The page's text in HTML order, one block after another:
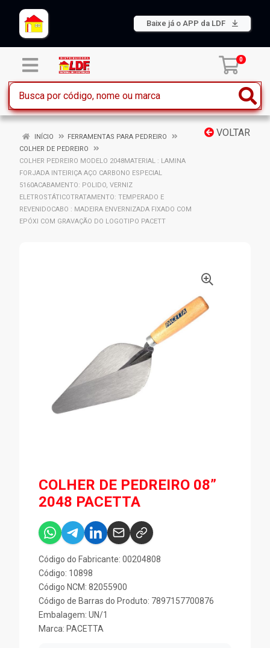
Baixe já o APP da LDF
0
VOLTAR
INÍCIO
FERRAMENTAS PARA PEDREIRO
COLHER DE PEDREIRO
COLHER PEDREIRO MODELO 2048MATERIAL : LAMINA
FORJADA INTEIRIÇA AÇO CARBONO ESPECIAL
5160ACABAMENTO: POLIDO, VERNIZ
ELETROSTÁTICOTRATAMENTO: TEMPERADO E
REVENIDOCABO : MADEIRA ENVERNIZADA FIXADO COM
EPÓXI COM GRAVAÇÃO DO LOGOTIPO PACETT
COLHER DE PEDREIRO 08”
2048 PACETTA
Código do Fabricante: 00204808
Código: 10898
Código NCM: 82055900
Código de Barras do Produto: 7897157700876
Embalagem: UN/1
Marca: PACETTA